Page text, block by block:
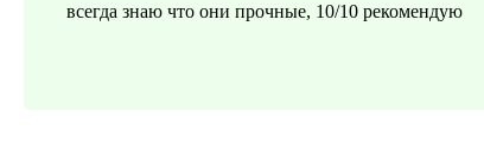
всегда знаю что они прочные, 10/10 рекомендую